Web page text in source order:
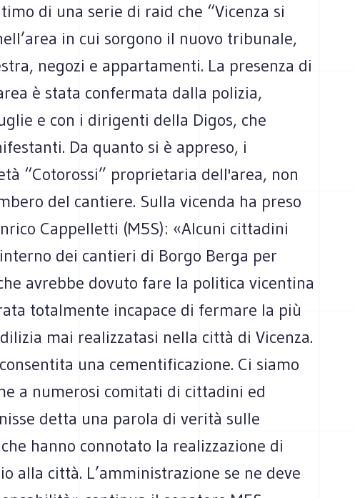
di una serie di raid che “Vicenza si
in cui sorgono il nuovo tribunale,
negozi e appartamenti. La presenza di
è stata confermata dalla polizia,
e con i dirigenti della Digos, che
Da quanto si è appreso, i
“Cotorossi” proprietaria dell'area, non
del cantiere. Sulla vicenda ha preso
Cappelletti (M5S): «Alcuni cittadini
dei cantieri di Borgo Berga per
avrebbe dovuto fare la politica vicentina
totalmente incapace di fermare la più
mai realizzatasi nella città di Vicenza.
una cementificazione. Ci siamo
a numerosi comitati di cittadini ed
detta una parola di verità sulle
hanno connotato la realizzazione di
alla città. L’amministrazione se ne deve